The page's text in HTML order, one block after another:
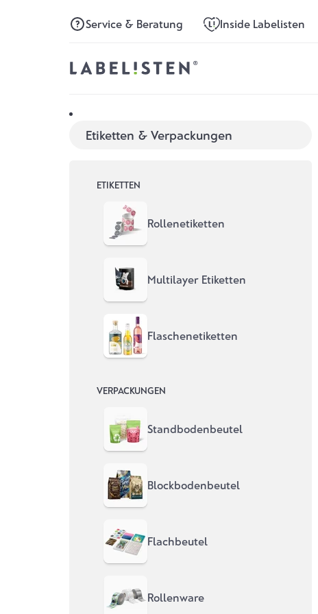
Service & Beratung Inside Labelisten
Etiketten & Verpackungen
ETIKETTEN
Rollenetiketten
Multilayer Etiketten
Flaschenetiketten
VERPACKUNGEN
Standbodenbeutel
Blockbodenbeutel
Flachbeutel
Rollenware
Etiketten für
Lohnhersteller
Happy Kunde, happy Lohnabfüller!
Private Labeling? Gibt's bei uns!
Etiketten kalkulieren